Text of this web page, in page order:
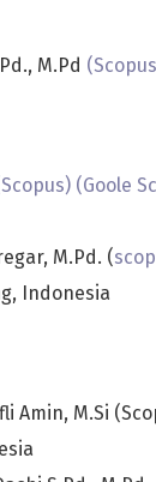
M.Pd
(Goole
M.Pd. (
Indonesia
Amin, M.Si